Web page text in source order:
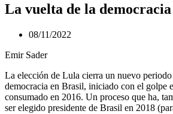
La vuelta de la
08/11/2022
Emir Sader
La elección de Lula cierra un nuevo
democracia en Brasil, iniciado con el golpe
consumado en 2016. Un proceso que ha,
ser elegido presidente de Brasil en 2018